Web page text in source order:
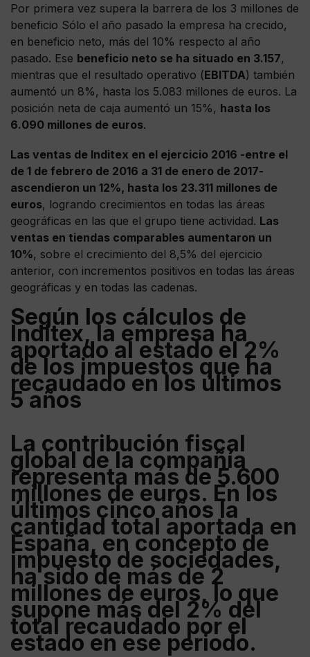
Por primera vez supera la barrera de los 3 millones de
beneficio Sólo el año pasado la empresa ha crecido,
en beneficio neto, más del 10% respecto al año
pasado. Ese beneficio neto se ha situado en 3.157,
mientras que el resultado operativo (EBITDA) también
aumentó un 8%, hasta los 5.083 millones de euros. La
posición neta de caja aumentó un 15%, hasta los
6.090 millones de euros.
Las ventas de Inditex en el ejercicio 2016 -entre el
de 1 de febrero de 2016 a 31 de enero de 2017-
ascendieron un 12%, hasta los 23.311 millones de
euros, logrando crecimientos en todas las áreas
geográficas en las que el grupo tiene actividad. Las
ventas en tiendas comparables aumentaron un
10%, sobre el crecimiento del 8,5% del ejercicio
anterior, con incrementos positivos en todas las áreas
geográficas y en todas las cadenas.
Según los cálculos de
Inditex, la empresa ha
aportado al estado el 2%
de los impuestos que ha
recaudado en los últimos
5 años
La contribución fiscal
global de la compañía
representa más de 5.600
millones de euros. En los
últimos cinco años la
cantidad total aportada en
España, en concepto de
impuesto de sociedades,
ha sido de más de 2
millones de euros, lo que
supone más del 2% del
total recaudado por el
estado en ese periodo.